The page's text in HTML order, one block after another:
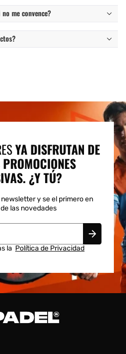
me convence?
YA DISFRUTAN DE
¿Y TÚ?
y se el primero en
las novedades
la Política de Privacidad